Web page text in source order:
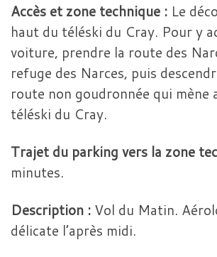
Accès et zone technique : Le
haut du téléski du Cray. Pour y
voiture, prendre la route des
refuge des Narces, puis
route non goudronnée qui mène
téléski du Cray.
Trajet du parking vers la zone
minutes.
Description : Vol du Matin.
délicate l’après midi.